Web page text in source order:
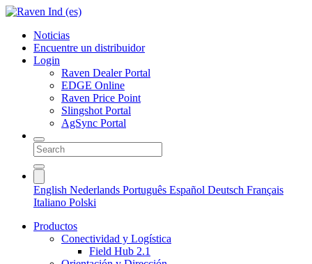
Noticias
Encuentre un distribuidor
Login
Raven Dealer Portal
EDGE Online
Raven Price Point
Slingshot Portal
AgSync Portal
English Nederlands Português Español Deutsch Français
Italiano Polski
Productos
Conectividad y Logística
Field Hub 2.1